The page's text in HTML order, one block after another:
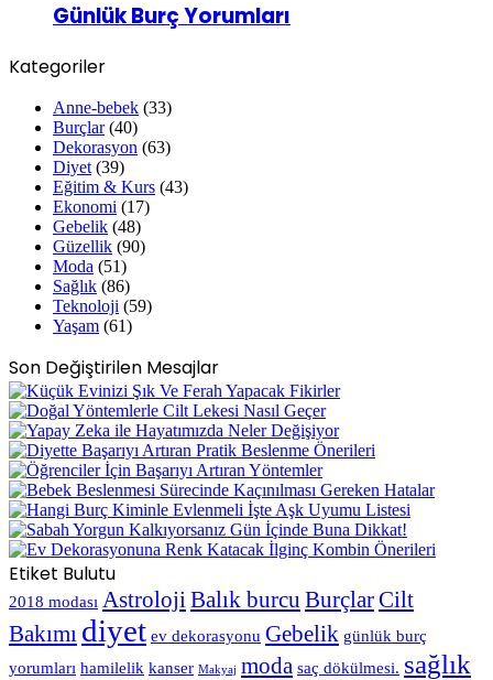
Günlük Burç Yorumları
Kategoriler
Anne-bebek (33)
Burçlar(40)
Dekorasyon (63)
Diyet (39)
Eğitim & Kurs (43)
Ekonomi (17)
Gebelik (48)
Güzellik (90)
Moda (51)
Sağlık (86)
Teknoloji (59)
Yaşam (61)
Son Değiştirilen Mesajlar
Etiket Bulutu
2018 modası Astroloji Balık burcu BurçlarCilt
Bakımı diyet ev dekorasyonu Gebelik günlük burç
yorumları hamilelik kanser Makyaj moda saç dökülmesi. sağlık